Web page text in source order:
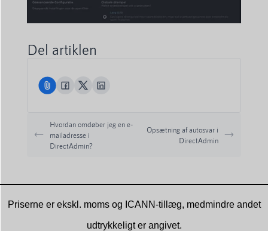
Del artiklen
Hvordan omdøber jeg en e-
mailadresse i
DirectAdmin?
Opsætning af autosvar i
DirectAdmin
Priserne er ekskl. moms og ICANN-tillæg, medmindre andet
udtrykkeligt er angivet.